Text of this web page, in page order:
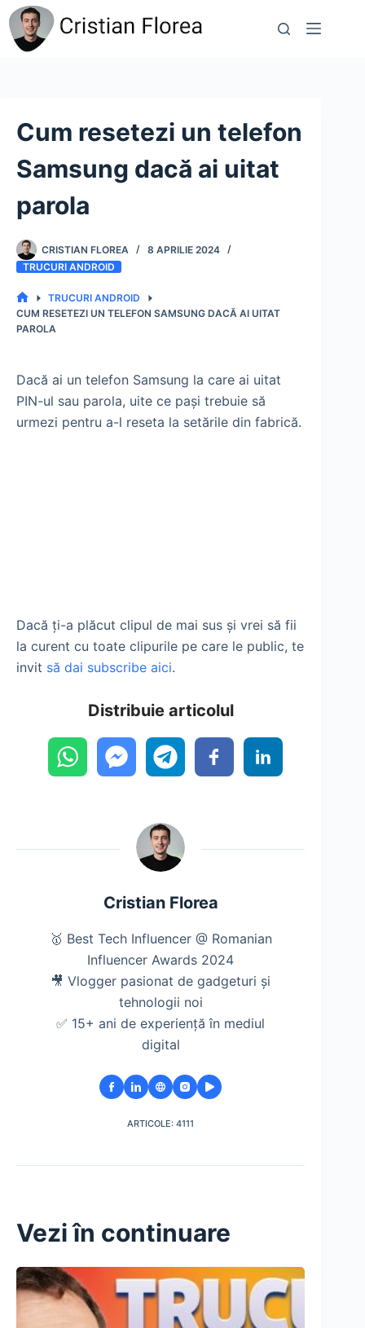
Sari
la
conținut
Cum resetezi un telefon
Samsung dacă ai uitat
parola
CRISTIAN FLOREA
8 APRILIE 2024
TRUCURI ANDROID
PRIMA
PAGINĂ
TRUCURI ANDROID
CUM RESETEZI UN TELEFON SAMSUNG DACĂ AI UITAT
PAROLA
Dacă ai un telefon Samsung la care ai uitat
PIN-ul sau parola, uite ce pași trebuie să
urmezi pentru a-l reseta la setările din fabrică.
Dacă ți-a plăcut clipul de mai sus și vrei să fii
la curent cu toate clipurile pe care le public, te
invit să dai subscribe aici.
Distribuie articolul
Cristian Florea
🥇 Best Tech Influencer @ Romanian
Influencer Awards 2024
🎥 Vlogger pasionat de gadgeturi și
tehnologii noi
✅ 15+ ani de experiență în mediul
digital
ARTICOLE: 4111
Vezi în continuare